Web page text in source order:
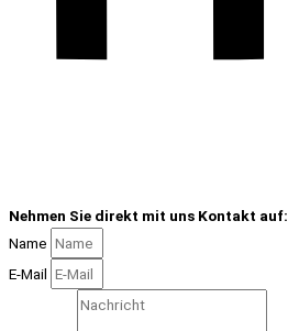
Nehmen Sie direkt mit uns Kontakt auf:
Name
E-Mail